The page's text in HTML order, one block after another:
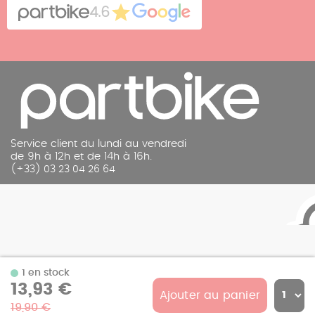
1 en stock
13,93 €
19,90 €
Ajouter au panier
Mentions légales4.6
Service client du lundi au vendredi
de 9h à 12h et de 14h à 16h.
(+33) 03 23 04 26 64
© 2026 Partbike